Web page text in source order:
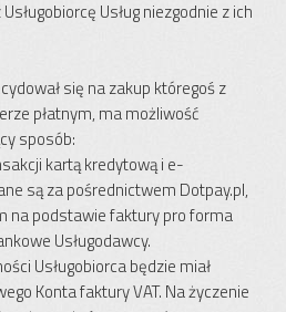
Usług niezgodnie z ich
się na zakup któregoś z
płatnym, ma możliwość
sposób:
kartą kredytową i e-
są za pośrednictwem Dotpay.pl,
na podstawie faktury pro forma
Usługodawcy.
Usługobiorca będzie miał
Konta faktury VAT. Na życzenie